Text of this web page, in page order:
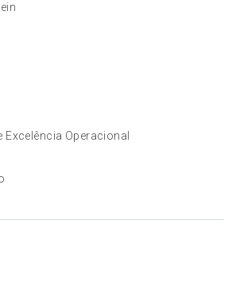
Excelência Operacional